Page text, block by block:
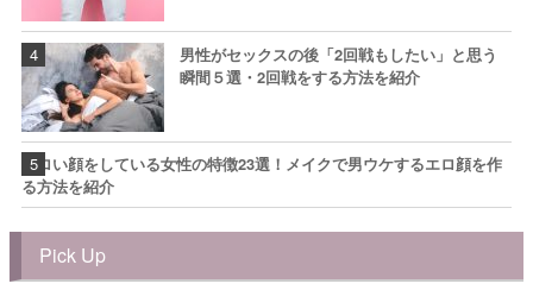
男性がセックスの後「2回戦もしたい」と思う
瞬間５選・2回戦をする方法を紹介
エロい顔をしている女性の特徴23選！メイクで男ウケするエロ顔を作
る方法を紹介
Pick Up